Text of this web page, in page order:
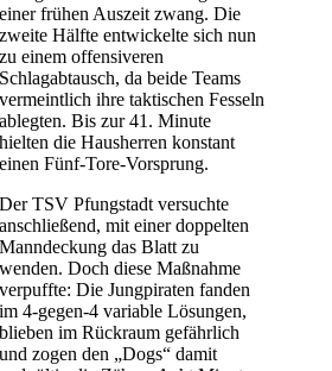
einer frühen Auszeit zwang. Die
zweite Hälfte entwickelte sich nun
zu einem offensiveren
Schlagabtausch, da beide Teams
vermeintlich ihre taktischen Fesseln
ablegten. Bis zur 41. Minute
hielten die Hausherren konstant
einen Fünf-Tore-Vorsprung.
Der TSV Pfungstadt versuchte
anschließend, mit einer doppelten
Manndeckung das Blatt zu
wenden. Doch diese Maßnahme
verpuffte: Die Jungpiraten fanden
im 4-gegen-4 variable Lösungen,
blieben im Rückraum gefährlich
und zogen den „Dogs“ damit